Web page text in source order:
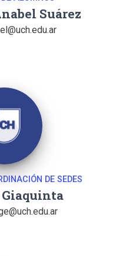
Suárez
DE SEDES
Giaquinta